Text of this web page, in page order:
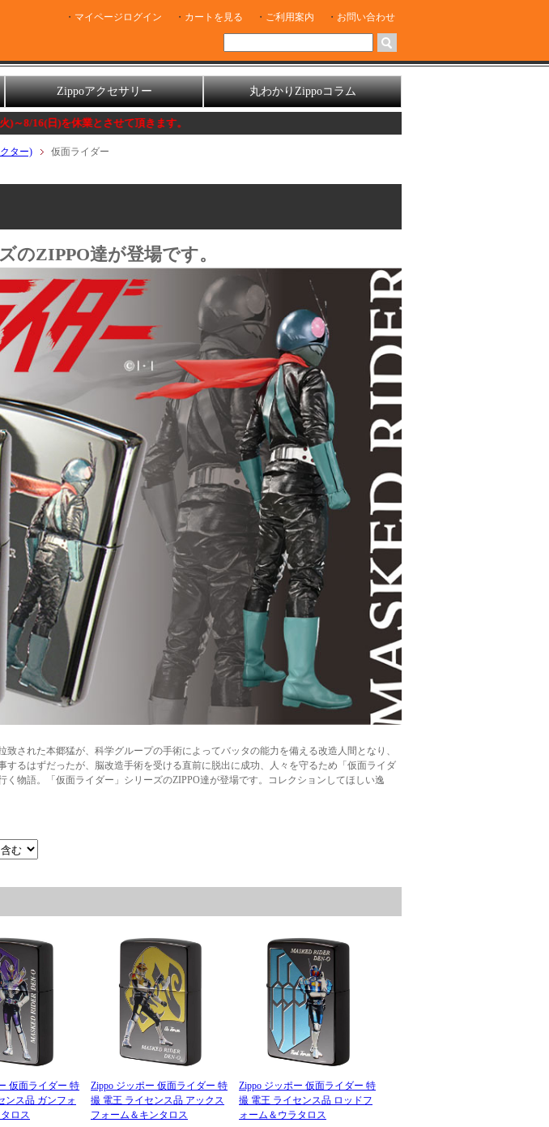
マイページログイン カートを見る ご利用案内 お問い合わせ
Zippoアクセサリー 丸わかりZippoコラム
休業とさせて頂きます。
ター) 仮面ライダー
のZIPPO達が登場です。
された本郷猛が、科学グループの手術によってバッタの能力を備える改造人間となり、
するはずだったが、脳改造手術を受ける直前に脱出に成功、人々を守るため「仮面ライダ
く物語。「仮面ライダー」シリーズのZIPPO達が登場です。コレクションしてほしい逸
仮面ライダー 特
ンス品 ガンフォ
ロス
Zippo ジッポー 仮面ライダー 特
撮 電王 ライセンス品 アックス
フォーム＆キンタロス
Zippo ジッポー 仮面ライダー 特
撮 電王 ライセンス品 ロッドフ
ォーム＆ウラタロス